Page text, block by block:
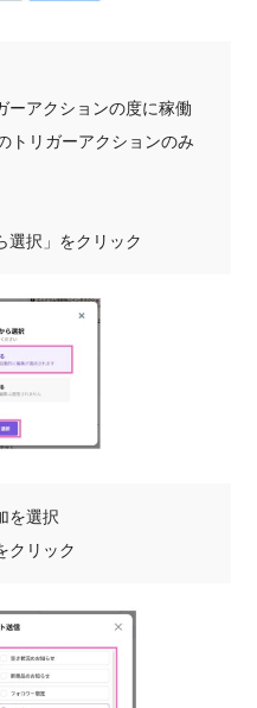
アクションの度に稼働
ガーアクションのみ
択」をクリック
を選択
クリック